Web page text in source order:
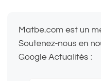
Matbe.com est un
Soutenez-nous en
Google Actualités :